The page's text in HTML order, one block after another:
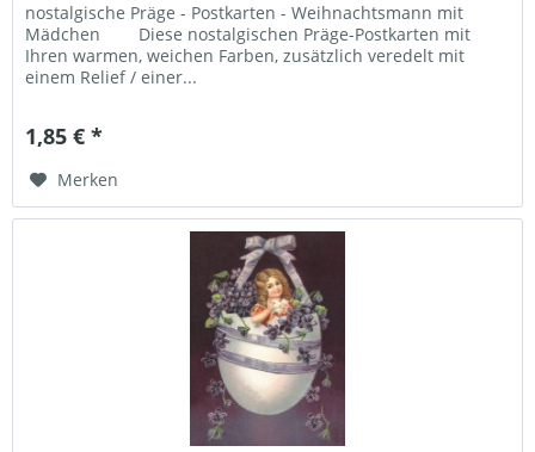
nostalgische Präge - Postkarten - Weihnachtsmann mit
Mädchen Diese nostalgischen Präge-Postkarten mit
Ihren warmen, weichen Farben, zusätzlich veredelt mit
einem Relief / einer...
1,85 € *
Merken